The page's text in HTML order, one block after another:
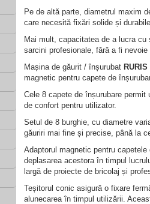
Pe de altă parte, diametrul maxim
care necesită fixări solide și
Mai mult, capacitatea de a lucra
sarcini profesionale, fără a fi
Mașina de găurit / înșurubat
magnetic pentru capete de
Cele 8 capete de înșurubare
de confort pentru utilizator.
Setul de 8 burghie, cu diametre
găuriri mai fine și precise, până la
Adaptorul magnetic pentru
deplasarea acestora în timpul
largă de proiecte de bricolaj și
Teșitorul conic asigură o fixare
alunecarea în timpul utilizării.